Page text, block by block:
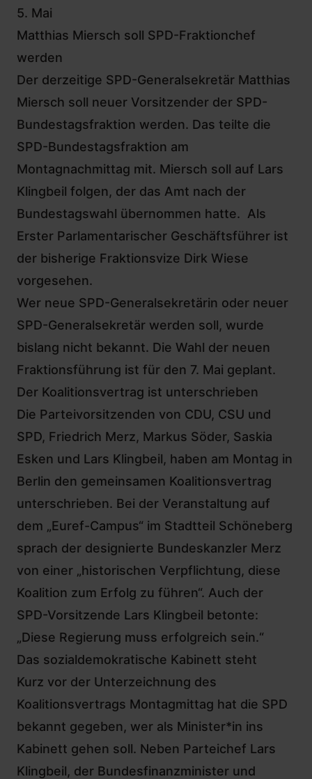
5. Mai
Matthias Miersch soll SPD-Fraktionchef
werden
Der derzeitige SPD-Generalsekretär Matthias
Miersch soll neuer Vorsitzender der SPD-
Bundestagsfraktion werden. Das teilte die
SPD-Bundestagsfraktion am
Montagnachmittag mit. Miersch soll auf Lars
Klingbeil folgen, der das Amt nach der
Bundestagswahl übernommen hatte. Als
Erster Parlamentarischer Geschäftsführer ist
der bisherige Fraktionsvize Dirk Wiese
vorgesehen.
Wer neue SPD-Generalsekretärin oder neuer
SPD-Generalsekretär werden soll, wurde
bislang nicht bekannt. Die Wahl der neuen
Fraktionsführung ist für den 7. Mai geplant.
Der Koalitionsvertrag ist unterschrieben
Die Parteivorsitzenden von CDU, CSU und
SPD, Friedrich Merz, Markus Söder, Saskia
Esken und Lars Klingbeil, haben am Montag in
Berlin den gemeinsamen Koalitionsvertrag
unterschrieben. Bei der Veranstaltung auf
dem „Euref-Campus“ im Stadtteil Schöneberg
sprach der designierte Bundeskanzler Merz
von einer „historischen Verpflichtung, diese
Koalition zum Erfolg zu führen“. Auch der
SPD-Vorsitzende Lars Klingbeil betonte:
„Diese Regierung muss erfolgreich sein.“
Das sozialdemokratische Kabinett steht
Kurz vor der Unterzeichnung des
Koalitionsvertrags Montagmittag hat die SPD
bekannt gegeben, wer als Minister*in ins
Kabinett gehen soll. Neben Parteichef Lars
Klingbeil, der Bundesfinanzminister und